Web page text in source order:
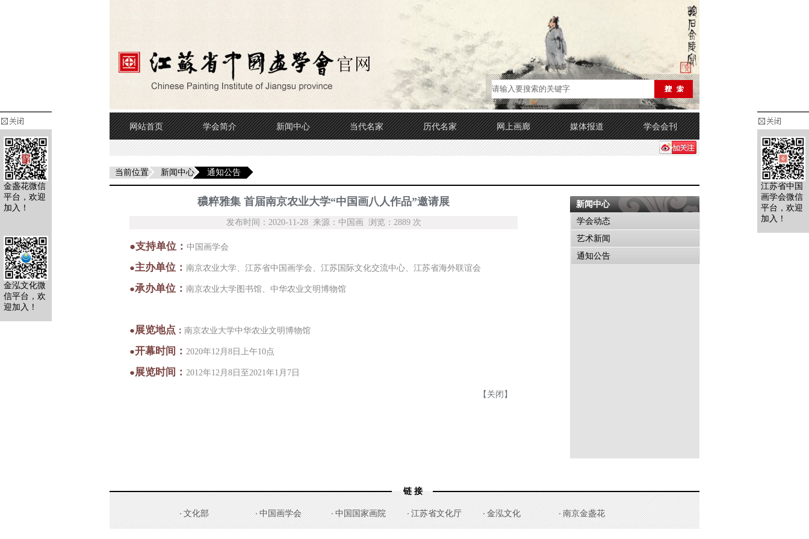
网站首页 学会简介 新闻中心 当代名家 历代名家 网上画廊 媒体报道 学会会刊
当前位置 新闻中心 通知公告
穠粹雅集 首届南京农业大学“中国画八人作品”邀请展
发布时间：2020-11-28 来源：中国画 浏览：2889 次
●支持单位： 中国画学会
●主办单位： 南京农业大学、江苏省中国画学会、江苏国际文化交流中心、江苏省海外联谊会
●承办单位： 南京农业大学图书馆、中华农业文明博物馆
●展览地点 ： 南京农业大学中华农业文明博物馆
●开幕时间 ： 2020年12月8日上午10点
●展览时间： 2012年12月8日至2021年1月7日
【关闭】
新闻中心
学会动态
艺术新闻
通知公告
链 接
文化部 中国画学会 中国国家画院 江苏省文化厅 金泓文化 南京金盏花
金盏花微信
平台，欢迎
加入！
金泓文化微
信平台，欢
迎加入！
江苏省中国
画学会微信
平台，欢迎
加入！